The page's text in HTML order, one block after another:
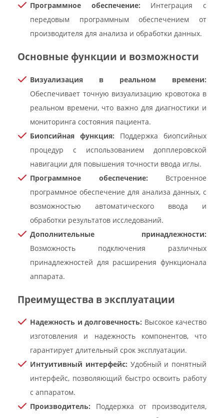
Программное обеспечение: Интеграция с
передовым программным обеспечением от
производителя для анализа и обработки данных.
Основные функции и возможности
Визуализация в реальном времени:
Обеспечивает точную визуализацию кровотока в
реальном времени, что важно для диагностики и
мониторинга состояния пациента.
Биопсийная функция: Поддержка биопсийных
процедур с использованием допплеровской
навигации для повышения точности ввода иглы.
Программное обеспечение: Встроенное
программное обеспечение для анализа данных, с
возможностью автоматического ввода и
обработки результатов исследований.
Дополнительные принадлежности:
Возможность подключения различных
принадлежностей для расширения функционала
аппарата.
Преимущества в эксплуатации
Надежность и долговечность: Высокое качество
изготовления и надежность компонентов, что
гарантирует длительный срок эксплуатации.
Интуитивный интерфейс: Удобный и понятный
интерфейс, позволяющий быстро освоить работу
с аппаратом.
Производитель: Поддержка от производителя,